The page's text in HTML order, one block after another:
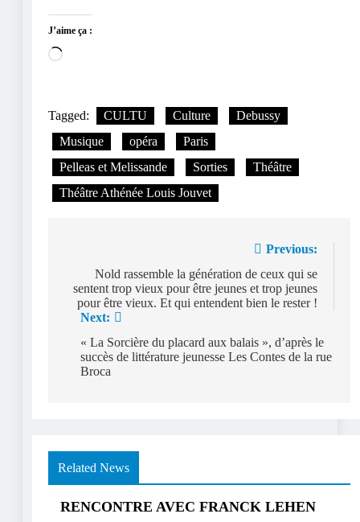
J’aime ça :
Chargement…
Tagged: CULTU Culture
Debussy
Musique
opéra
Paris
Pelleas et Melissande
Sorties
Théâtre
Théâtre Athénée Louis Jouvet
l’article
Previous:
Nold rassemble la génération de ceux qui se
sentent trop vieux pour être jeunes et trop jeunes
pour être vieux. Et qui entendent bien le rester !
Next:
« La Sorcière du placard aux balais », d’après le
succès de littérature jeunesse Les Contes de la rue
Broca
Related News
RENCONTRE AVEC FRANCK LEHEN